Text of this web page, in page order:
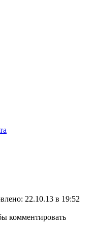
22.10.13 в 19:52
комментировать